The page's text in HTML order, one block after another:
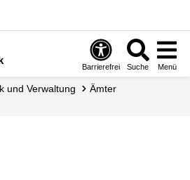
Barrierefrei Suche Menü
und Verwaltung
Ämter